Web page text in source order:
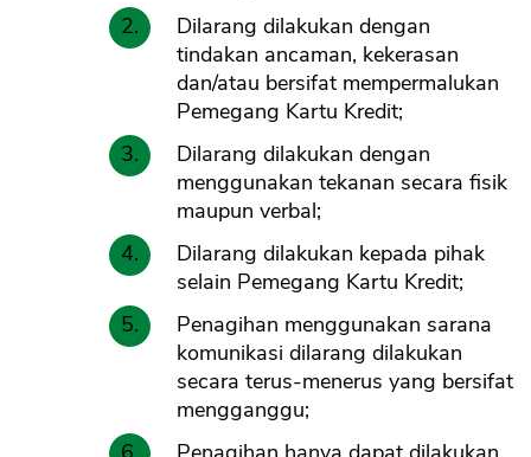
Dilarang dilakukan dengan
tindakan ancaman, kekerasan
dan/atau bersifat mempermalukan
Pemegang Kartu Kredit;
Dilarang dilakukan dengan
menggunakan tekanan secara fisik
maupun verbal;
Dilarang dilakukan kepada pihak
selain Pemegang Kartu Kredit;
Penagihan menggunakan sarana
komunikasi dilarang dilakukan
secara terus-menerus yang bersifat
mengganggu;